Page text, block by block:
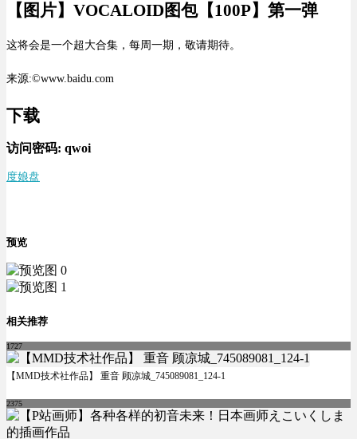
【图片】VOCALOID图包【100P】第一弹
这将会是一个超大合集，每周一期，敬请期待。
来源:©www.baidu.com
下载
访问密码: qwoi
度娘盘
预览
相关推荐
1727
【MMD技术社作品】 重音 顾凉城_745089081_124-1
2375